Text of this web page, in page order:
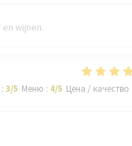
wijnen.
: 3/5 Меню : 4/5 Цена / качество